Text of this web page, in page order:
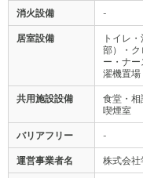
消火設備 -
居室設備
トイレ
部）・ク
ー・ナ
濯機置場
共用施設設備
食堂・相
喫煙室
バリアフリー -
運営事業者名 株式会社